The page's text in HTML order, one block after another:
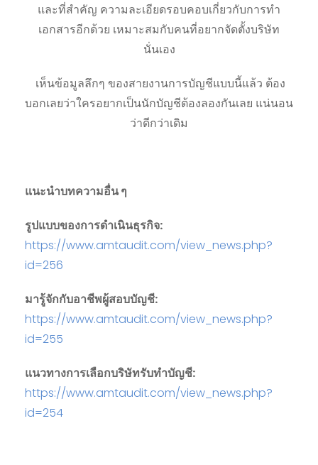
และที่สำคัญ ความละเอียดรอบคอบเกี่ยวกับการทำ
เอกสารอีกด้วย เหมาะสมกับคนที่อยากจัดตั้งบริษัท
นั่นเอง
เห็นข้อมูลลึกๆ ของสายงานการบัญชีแบบนี้แล้ว ต้อง
บอกเลยว่าใครอยากเป็นนักบัญชีต้องลองกันเลย แน่นอน
ว่าดีกว่าเดิม
แนะนำบทความอื่น ๆ
รูปแบบของการดำเนินธุรกิจ:
https://www.amtaudit.com/view_news.php?
id=256
มารู้จักกับอาชีพผู้สอบบัญชี:
https://www.amtaudit.com/view_news.php?
id=255
แนวทางการเลือกบริษัทรับทำบัญชี:
https://www.amtaudit.com/view_news.php?
id=254